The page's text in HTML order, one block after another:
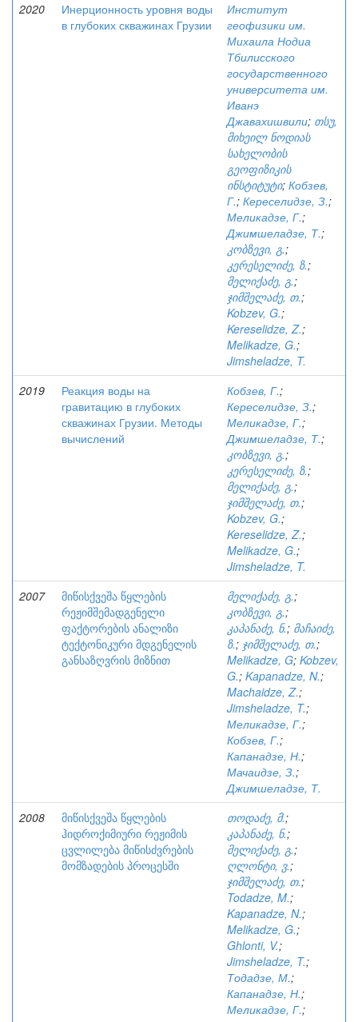
2020
Инерционность уровня воды
в глубоких скважинах Грузии
Институт
геофизики им.
Михаила Нодиа
Тбилисского
государственного
университета им.
Иванэ
Джавахишвили; თსუ,
მიხეილ ნოდიას
სახელობის
გეოფიზიკის
ინსტიტუტი; Кобзев,
Г.; Кереселидзе, З.;
Меликадзе, Г.;
Джимшеладзе, Т.;
კობზევი, გ.;
კერესელიძე, ზ.;
მელიქაძე, გ.;
ჯიმშელაძე, თ.;
Kobzev, G.;
Kereselidze, Z.;
Melikadze, G.;
Jimsheladze, T.
2019
Реакция воды на
гравитацию в глубоких
скважинах Грузии. Методы
вычислений
Кобзев, Г.;
Кереселидзе, З.;
Меликадзе, Г.;
Джимшеладзе, Т.;
კობზევი, გ.;
კერესელიძე, ზ.;
მელიქაძე, გ.;
ჯიმშელაძე, თ.;
Kobzev, G.;
Kereselidze, Z.;
Melikadze, G.;
Jimsheladze, T.
2007
მიწისქვეშა წყლების
რეჟიმშემადგენელი
ფაქტორების ანალიზი
ტექტონიკური მდგენელის
განსაზღვრის მიზნით
მელიქაძე, გ.;
კობზევი, გ.;
კაპანაძე, ნ.; მაჩაიძე,
ზ.; ჯიმშელაძე, თ.;
Melikadze, G; Kobzev,
G.; Kapanadze, N.;
Machaidze, Z.;
Jimsheladze, T.;
Меликадзе, Г.;
Кобзев, Г.;
Капанадзе, Н.;
Мачаидзе, З.;
Джимшеладзе, Т.
2008
მიწისქვეშა წყლების
ჰიდროქიმიური რეჟიმის
ცვლილება მიწისძვრების
მომზადების პროცესში
თოდაძე, მ.;
კაპანაძე, ნ.;
მელიქაძე, გ.;
ღლონტი, ვ.;
ჯიმშელაძე, თ.;
Todadze, M.;
Kapanadze, N.;
Melikadze, G.;
Ghlonti, V.;
Jimsheladze, T.;
Тодадзе, М.;
Капанадзе, Н.;
Меликадзе, Г.;